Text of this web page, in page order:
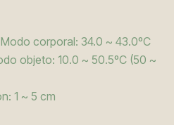
corporal: 34.0 ~ 43.0ºC
objeto: 10.0 ~ 50.5ºC (50 ~
1 ~ 5 cm